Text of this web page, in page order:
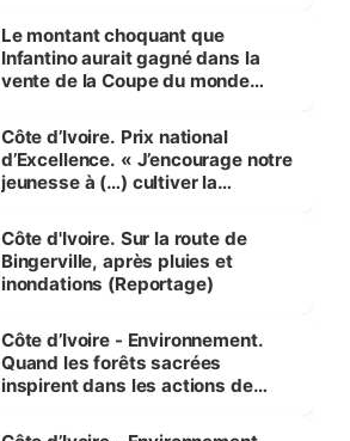
Le montant choquant que
Infantino aurait gagné dans la
vente de la Coupe du monde
Côte d’Ivoire. Prix national
d’Excellence. « J’encourage notre
jeunesse à (…) cultiver la
(Alassane Ouattara
Côte d'Ivoire. Sur la route de
Bingerville, après pluies et
inondations (Reportage)
Côte d’Ivoire - Environnement.
Quand les forêts sacrées
inspirent dans les actions de